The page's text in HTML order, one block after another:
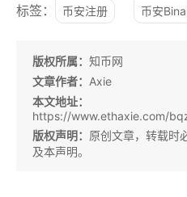
标签： 币安注册 币安
版权所属： 知币网
文章作者： Axie
本文地址：
https://www.ethaxie.com/
版权声明： 原创文章，转载时
及本声明。